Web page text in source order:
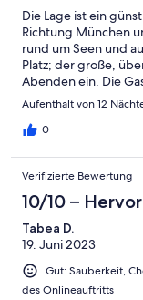
Die Lage ist ein
Richtung München
rund um Seen und
Platz; der große,
Abenden ein. Die
und mit guten Tipps
Aufenthalt von 12
0
Verifizierte Bewertung
10/10 –
Tabea D.
19. Juni 2023
Gut: Sauberkeit,
des Onlineauftritts